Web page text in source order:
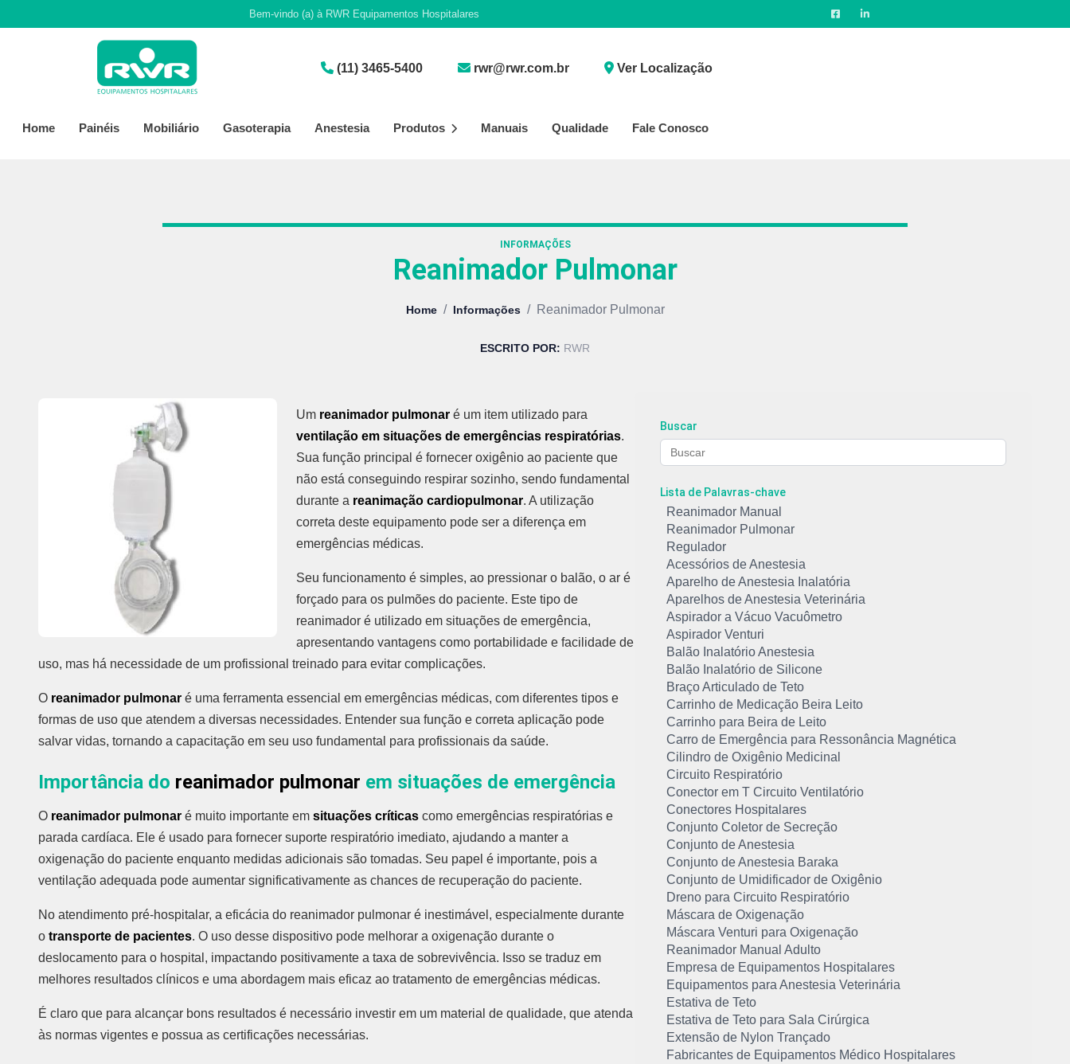
Bem-vindo (a) à RWR Equipamentos Hospitalares
(11) 3465-5400 rwr@rwr.com.br Ver Localização
Home Painéis Mobiliário Gasoterapia Anestesia Produtos Manuais Qualidade Fale Conosco
INFORMAÇÕES
Reanimador Pulmonar
Home / Informações / Reanimador Pulmonar
ESCRITO POR: RWR
Um reanimador pulmonar é um item utilizado para
ventilação em situações de emergências respiratórias.
Sua função principal é fornecer oxigênio ao paciente que
não está conseguindo respirar sozinho, sendo fundamental
durante a reanimação cardiopulmonar. A utilização
correta deste equipamento pode ser a diferença em
emergências médicas.
Seu funcionamento é simples, ao pressionar o balão, o ar é
forçado para os pulmões do paciente. Este tipo de
reanimador é utilizado em situações de emergência,
apresentando vantagens como portabilidade e facilidade de
uso, mas há necessidade de um profissional treinado para evitar complicações.
O reanimador pulmonar é uma ferramenta essencial em emergências médicas, com diferentes tipos e
formas de uso que atendem a diversas necessidades. Entender sua função e correta aplicação pode
salvar vidas, tornando a capacitação em seu uso fundamental para profissionais da saúde.
Importância do reanimador pulmonar em situações de emergência
O reanimador pulmonar é muito importante em situações críticas como emergências respiratórias e
parada cardíaca. Ele é usado para fornecer suporte respiratório imediato, ajudando a manter a
oxigenação do paciente enquanto medidas adicionais são tomadas. Seu papel é importante, pois a
ventilação adequada pode aumentar significativamente as chances de recuperação do paciente.
No atendimento pré-hospitalar, a eficácia do reanimador pulmonar é inestimável, especialmente durante
o transporte de pacientes. O uso desse dispositivo pode melhorar a oxigenação durante o
deslocamento para o hospital, impactando positivamente a taxa de sobrevivência. Isso se traduz em
melhores resultados clínicos e uma abordagem mais eficaz ao tratamento de emergências médicas.
É claro que para alcançar bons resultados é necessário investir em um material de qualidade, que atenda
às normas vigentes e possua as certificações necessárias.
Buscar
Lista de Palavras-chave
Reanimador Manual
Reanimador Pulmonar
Regulador
Acessórios de Anestesia
Aparelho de Anestesia Inalatória
Aparelhos de Anestesia Veterinária
Aspirador a Vácuo Vacuômetro
Aspirador Venturi
Balão Inalatório Anestesia
Balão Inalatório de Silicone
Braço Articulado de Teto
Carrinho de Medicação Beira Leito
Carrinho para Beira de Leito
Carro de Emergência para Ressonância Magnética
Cilindro de Oxigênio Medicinal
Circuito Respiratório
Conector em T Circuito Ventilatório
Conectores Hospitalares
Conjunto Coletor de Secreção
Conjunto de Anestesia
Conjunto de Anestesia Baraka
Conjunto de Umidificador de Oxigênio
Dreno para Circuito Respiratório
Máscara de Oxigenação
Máscara Venturi para Oxigenação
Reanimador Manual Adulto
Empresa de Equipamentos Hospitalares
Equipamentos para Anestesia Veterinária
Estativa de Teto
Estativa de Teto para Sala Cirúrgica
Extensão de Nylon Trançado
Fabricantes de Equipamentos Médico Hospitalares